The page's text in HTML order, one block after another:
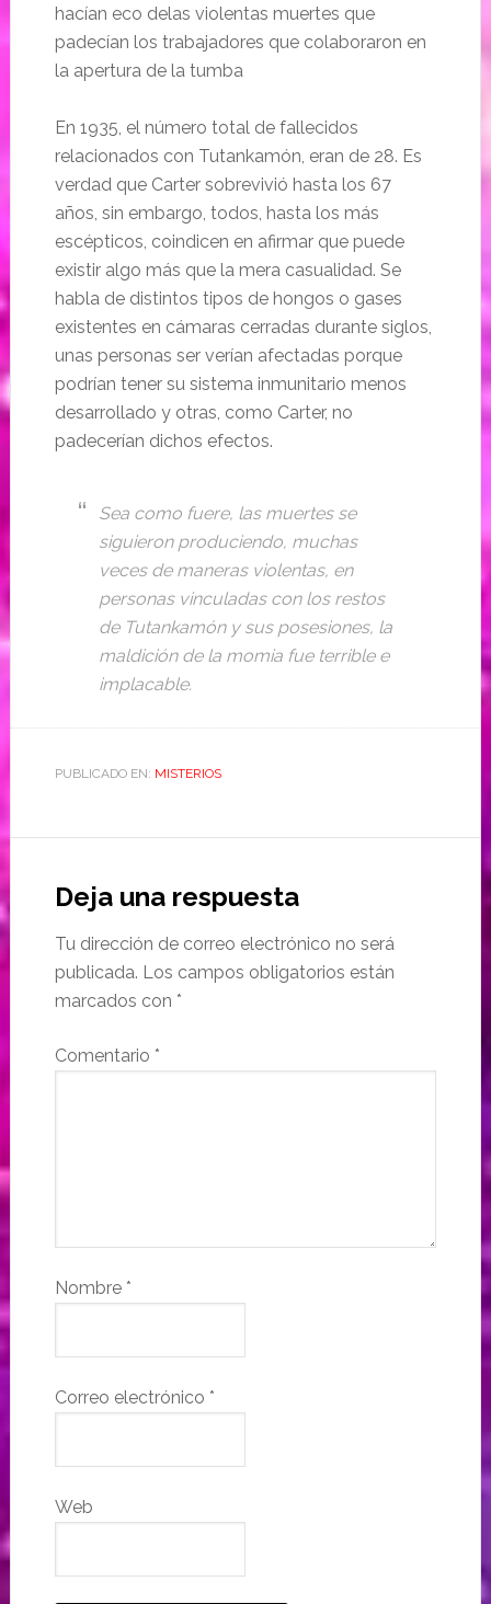
hacían eco delas violentas muertes que
padecían los trabajadores que colaboraron en
la apertura de la tumba
En 1935, el número total de fallecidos
relacionados con Tutankamón, eran de 28. Es
verdad que Carter sobrevivió hasta los 67
años, sin embargo, todos, hasta los más
escépticos, coindicen en afirmar que puede
existir algo más que la mera casualidad. Se
habla de distintos tipos de hongos o gases
existentes en cámaras cerradas durante siglos,
unas personas ser verían afectadas porque
podrían tener su sistema inmunitario menos
desarrollado y otras, como Carter, no
padecerían dichos efectos.
Sea como fuere, las muertes se
siguieron produciendo, muchas
veces de maneras violentas, en
personas vinculadas con los restos
de Tutankamón y sus posesiones, la
maldición de la momia fue terrible e
implacable.
PUBLICADO EN: MISTERIOS
Deja una respuesta
Tu dirección de correo electrónico no será
publicada. Los campos obligatorios están
marcados con *
Comentario *
Nombre *
Correo electrónico *
Web